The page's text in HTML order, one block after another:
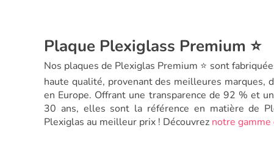
Plaque Plexiglass Premium ⭐
Nos plaques de Plexiglas Premium ⭐ sont
haute qualité, provenant des meilleures marques,
en Europe. Offrant une transparence de 92 % et
30 ans, elles sont la référence en matière de
Plexiglas au meilleur prix ! Découvrez notre